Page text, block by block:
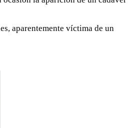
aparentemente víctima de un